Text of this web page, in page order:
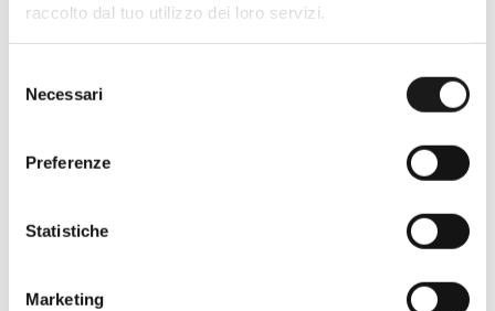
raccolto dal tuo utilizzo dei loro servizi.
delNecessari
Preferenze
Statistiche
Marketing
Oltre 30 anni di esperienza